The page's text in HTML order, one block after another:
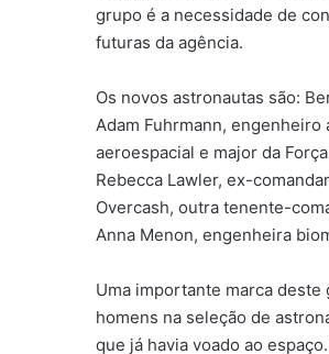
grupo é a necessidade de
futuras da agência.
Os novos astronautas são:
Adam Fuhrmann,
aeroespacial e major da
Rebecca Lawler, ex-
Overcash, outra tenente-
Anna Menon, engenheira
Uma importante marca
homens na seleção de
que já havia voado ao